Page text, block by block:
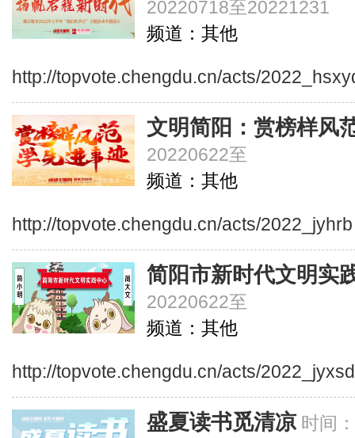
20220718至20221231
频道：其他
http://topvote.chengdu.cn/acts/
文明简阳：赏榜样风
20220622至
频道：其他
http://topvote.chengdu.cn/acts/2022_jyhrb
简阳市新时代文明实
20220622至
频道：其他
http://topvote.chengdu.cn/acts/
盛夏读书觅清凉 时间